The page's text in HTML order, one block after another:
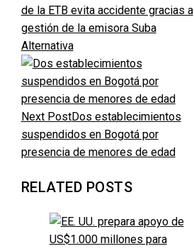
de la ETB evita accidente gracias a
gestión de la emisora Suba
Alternativa
Next PostDos establecimientos
suspendidos en Bogotá por
presencia de menores de edad
RELATED POSTS